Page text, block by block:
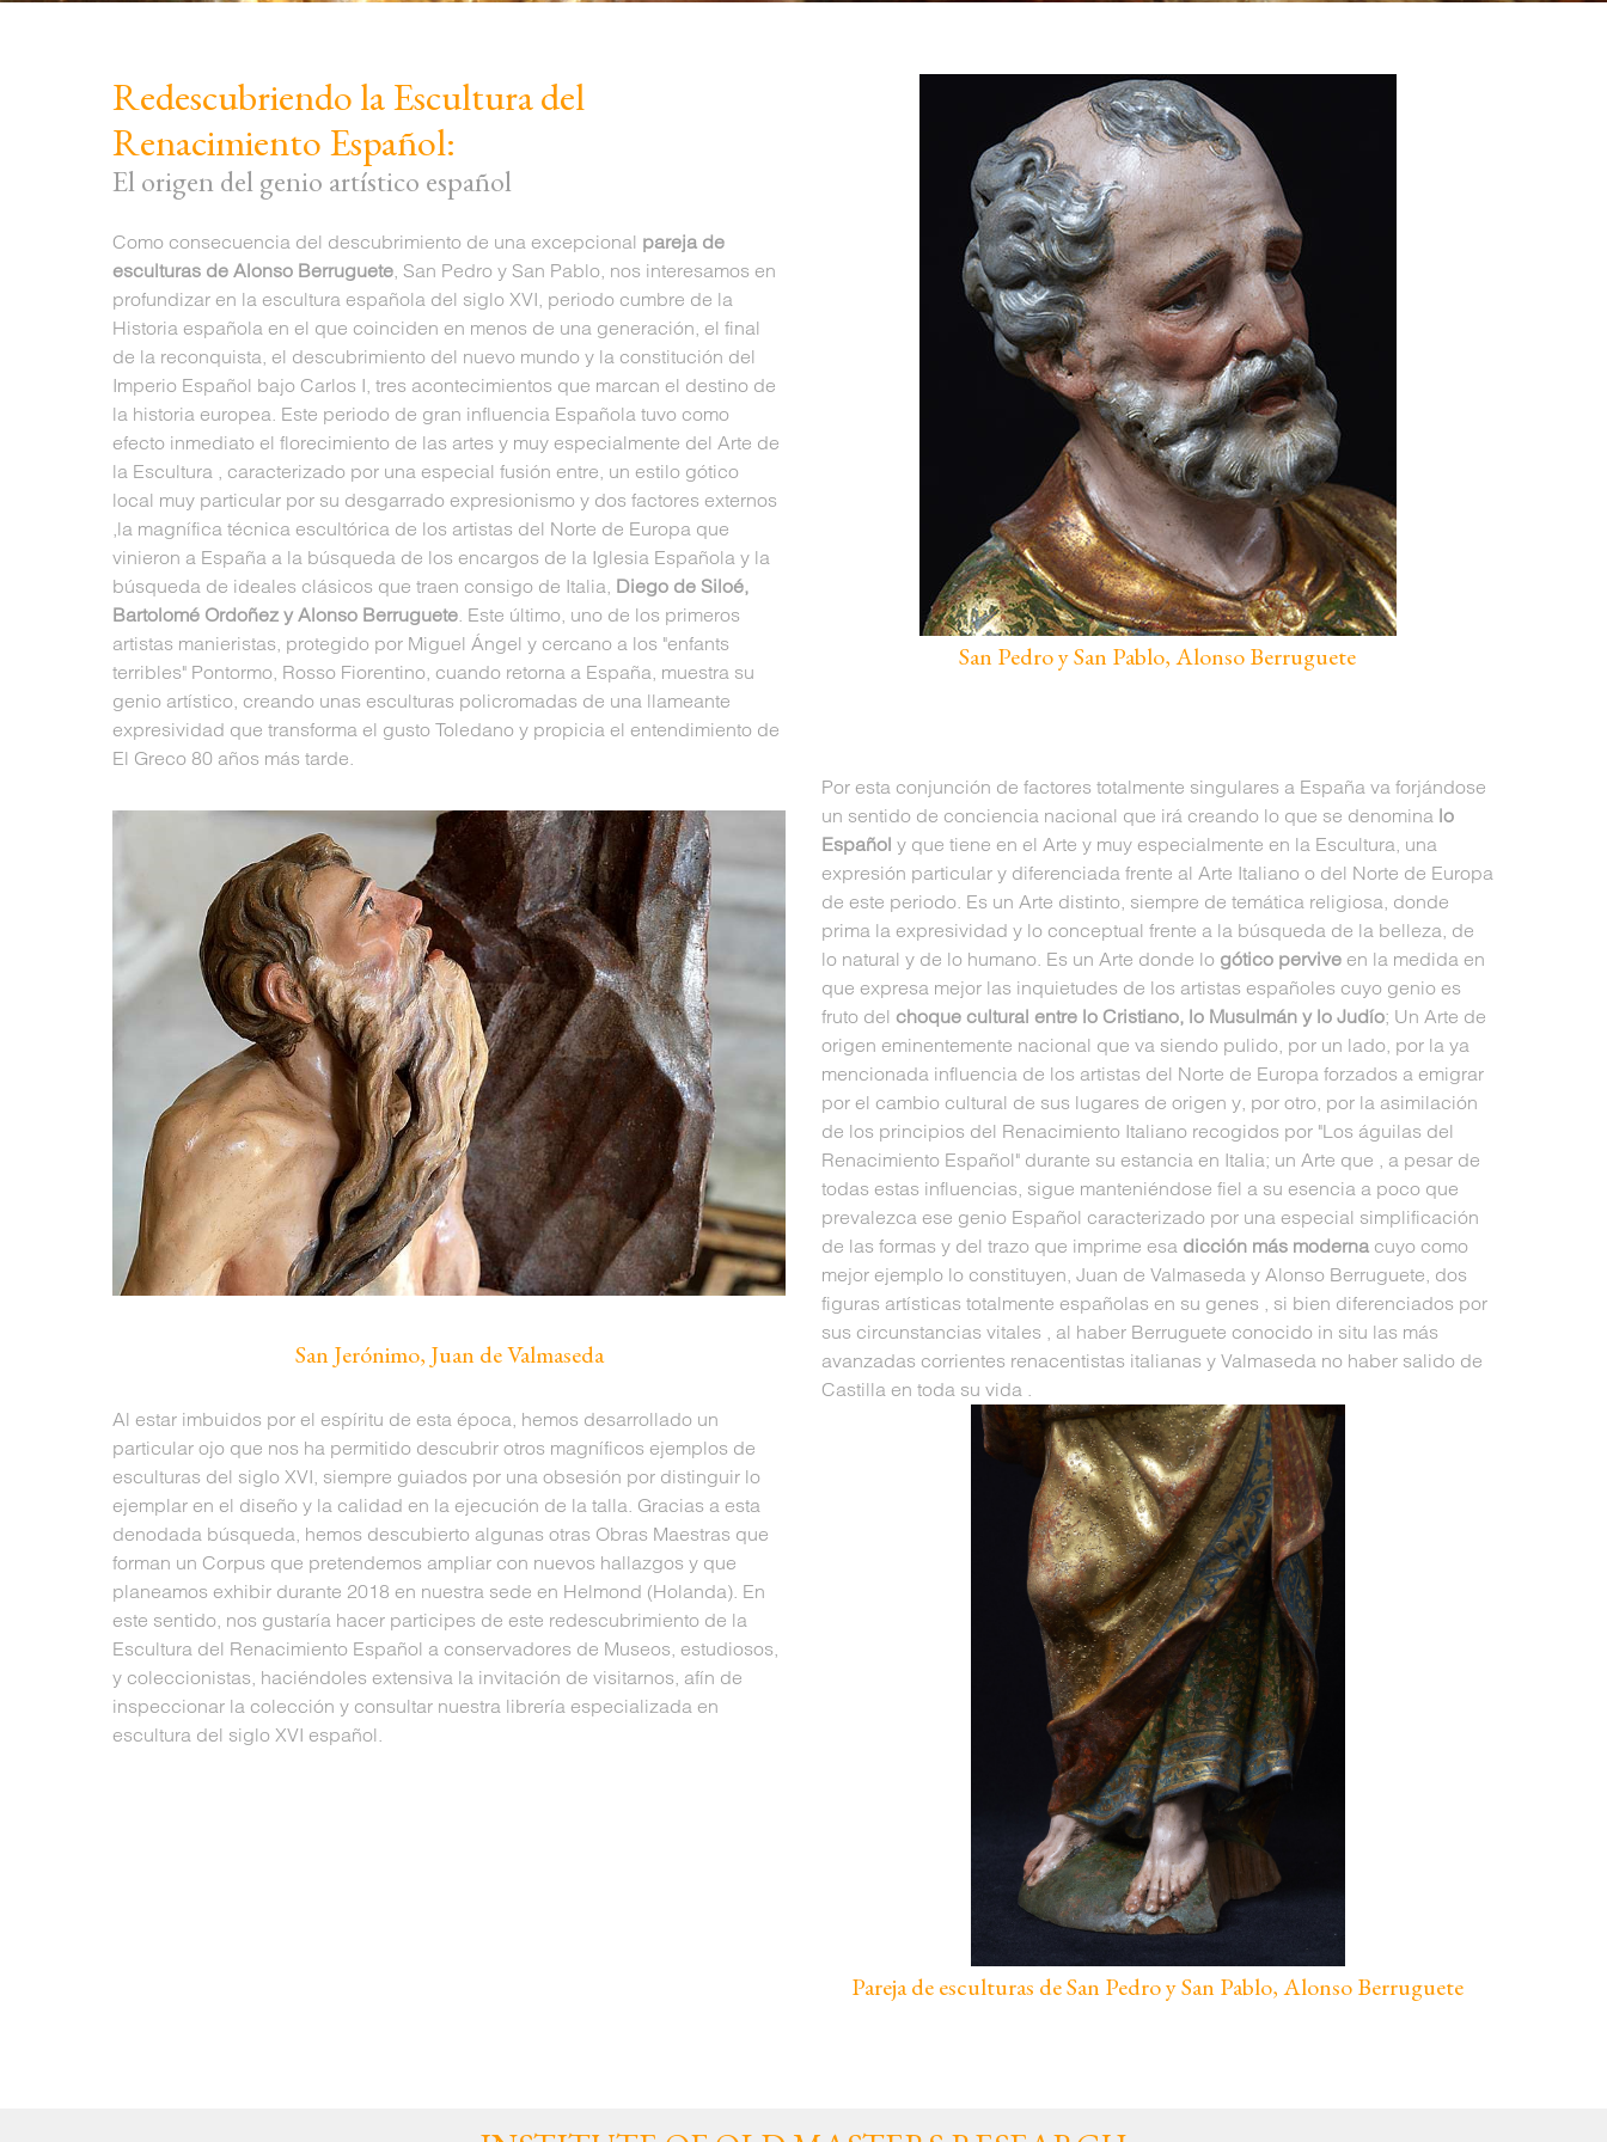
Redescubriendo la Escultura del
Renacimiento Español:
El origen del genio artístico español
Como consecuencia del descubrimiento de una excepcional pareja de
esculturas de Alonso Berruguete, San Pedro y San Pablo, nos interesamos en
profundizar en la escultura española del siglo XVI, periodo cumbre de la
Historia española en el que coinciden en menos de una generación, el final
de la reconquista, el descubrimiento del nuevo mundo y la constitución del
Imperio Español bajo Carlos I, tres acontecimientos que marcan el destino de
la historia europea. Este periodo de gran influencia Española tuvo como
efecto inmediato el florecimiento de las artes y muy especialmente del Arte de
la Escultura , caracterizado por una especial fusión entre, un estilo gótico
local muy particular por su desgarrado expresionismo y dos factores externos
,la magnífica técnica escultórica de los artistas del Norte de Europa que
vinieron a España a la búsqueda de los encargos de la Iglesia Española y la
búsqueda de ideales clásicos que traen consigo de Italia, Diego de Siloé,
Bartolomé Ordoñez y Alonso Berruguete. Este último, uno de los primeros
artistas manieristas, protegido por Miguel Ángel y cercano a los "enfants
terribles" Pontormo, Rosso Fiorentino, cuando retorna a España, muestra su
genio artístico, creando unas esculturas policromadas de una llameante
expresividad que transforma el gusto Toledano y propicia el entendimiento de
El Greco 80 años más tarde.
San Pedro y San Pablo, Alonso Berruguete
San Jerónimo, Juan de Valmaseda
Por esta conjunción de factores totalmente singulares a España va forjándose
un sentido de conciencia nacional que irá creando lo que se denomina lo
Español y que tiene en el Arte y muy especialmente en la Escultura, una
expresión particular y diferenciada frente al Arte Italiano o del Norte de Europa
de este periodo. Es un Arte distinto, siempre de temática religiosa, donde
prima la expresividad y lo conceptual frente a la búsqueda de la belleza, de
lo natural y de lo humano. Es un Arte donde lo gótico pervive en la medida en
que expresa mejor las inquietudes de los artistas españoles cuyo genio es
fruto del choque cultural entre lo Cristiano, lo Musulmán y lo Judío; Un Arte de
origen eminentemente nacional que va siendo pulido, por un lado, por la ya
mencionada influencia de los artistas del Norte de Europa forzados a emigrar
por el cambio cultural de sus lugares de origen y, por otro, por la asimilación
de los principios del Renacimiento Italiano recogidos por "Los águilas del
Renacimiento Español" durante su estancia en Italia; un Arte que , a pesar de
todas estas influencias, sigue manteniéndose fiel a su esencia a poco que
prevalezca ese genio Español caracterizado por una especial simplificación
de las formas y del trazo que imprime esa dicción más moderna cuyo como
mejor ejemplo lo constituyen, Juan de Valmaseda y Alonso Berruguete, dos
figuras artísticas totalmente españolas en su genes , si bien diferenciados por
sus circunstancias vitales , al haber Berruguete conocido in situ las más
avanzadas corrientes renacentistas italianas y Valmaseda no haber salido de
Castilla en toda su vida .
Al estar imbuidos por el espíritu de esta época, hemos desarrollado un
particular ojo que nos ha permitido descubrir otros magníficos ejemplos de
esculturas del siglo XVI, siempre guiados por una obsesión por distinguir lo
ejemplar en el diseño y la calidad en la ejecución de la talla. Gracias a esta
denodada búsqueda, hemos descubierto algunas otras Obras Maestras que
forman un Corpus que pretendemos ampliar con nuevos hallazgos y que
planeamos exhibir durante 2018 en nuestra sede en Helmond (Holanda). En
este sentido, nos gustaría hacer participes de este redescubrimiento de la
Escultura del Renacimiento Español a conservadores de Museos, estudiosos,
y coleccionistas, haciéndoles extensiva la invitación de visitarnos, afín de
inspeccionar la colección y consultar nuestra librería especializada en
escultura del siglo XVI español.
Pareja de esculturas de San Pedro y San Pablo, Alonso Berruguete